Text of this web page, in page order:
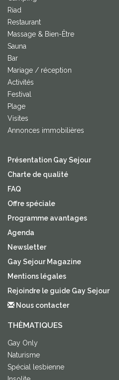
Riad
Restaurant
Massage & Bien-Être
Sauna
Bar
Mariage / réception
Activités
Festival
Plage
Visites
Annonces immobilières
Présentation Gay Sejour
Charte de qualité
FAQ
Offre spéciale
Programme avantages
Agenda
Newsletter
Gay Sejour Magazine
Mentions légales
Rejoindre le guide Gay Sejour
Nous contacter
THÈMATIQUES
Gay Only
Naturisme
Spécial lesbienne